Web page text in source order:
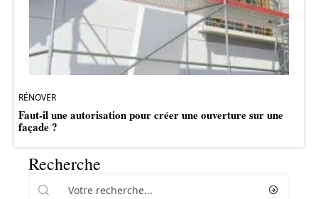
RÉNOVER
Faut-il une autorisation pour créer une ouverture sur une
façade ?
Recherche